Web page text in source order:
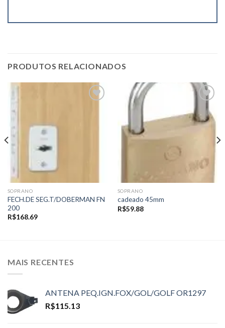
PRODUTOS RELACIONADOS
SOPRANO
FECH.DE SEG.T/DOBERMAN FN
200
R$168.69
Add to
wishlist
SOPRANO
cadeado 45mm
R$59.88
MAIS RECENTES
ANTENA PEQ.IGN.FOX/GOL/GOLF OR1297
R$115.13